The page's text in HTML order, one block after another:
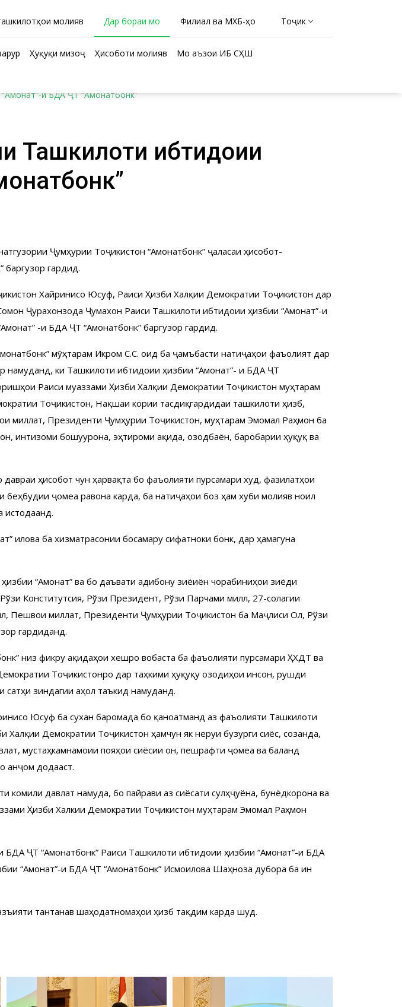
молиявӣ Дар бораи мо Филиал ва МХБ-ҳо Тоҷикӣ
Ҳуқуқи мизоҷ Ҳисоботи молиявӣ
Мо аъзои ИБ СҲШ
и БДА ҶТ “Амонатбонк”
Ташкилоти ибтидоии
Ҷумҳурии Тоҷикистон “Амонатбонк” ҷаласаи ҳисоботӣ-
гардид.
Хайринисо Юсуфӣ, Раиси Ҳизби Халқии Демократии Тоҷикистон дар
Ҷурахонзода Ҷумахон Раиси Ташкилоти ибтидоии ҳизбии “Амонат”-и
-и БДА ҶТ “Амонатбонк” баргузор гардид.
мӯҳтарам Икромӣ С.С. оид ба ҷамъбасти натиҷаҳои фаъолият дар
намуданд, ки Ташкилоти ибтидоии ҳизбии “Амонат”- и БДА ҶТ
Раиси муаззами Ҳизби Халқии Демократии Тоҷикистон муҳтарам
Тоҷикистон, Нақшаи кории тасдиқгардидаи ташкилоти ҳизбӣ,
миллат, Президенти Ҷумҳурии Тоҷикистон, муҳтарам Эмомалӣ Раҳмон ба
интизоми бошуурона, эҳтироми ақида, озодбаёнӣ, баробарии ҳуқуқ ва
ҳисоботӣ чун ҳарвақта бо фаъолияти пурсамари худ, фазилатҳои
беҳбудии ҷомеа равона карда, ба натиҷаҳои боз ҳам хуби молиявӣ ноил
истодаанд.
илова ба хизматрасонии босамару сифатноки бонкӣ, дар ҳамагуна
“Амонат” ва бо даъвати адибону зиёиён чорабиниҳои зиёди
Конститутсия, Рўзи Президент, Рўзи Парчами миллӣ, 27-солагии
Пешвои миллат, Президенти Ҷумҳурии Тоҷикистон ба Маҷлиси Олӣ, Рўзи
гардиданд.
низ фикру ақидаҳои хешро вобаста ба фаъолияти пурсамари ҲХДТ ва
Тоҷикистонро дар таҳкими ҳуқуқу озодиҳои инсон, рушди
зиндагии аҳолӣ таъкид намуданд.
Юсуфӣ ба сухан баромада бо қаноатмандӣ аз фаъолияти Ташкилоти
Демократии Тоҷикистон ҳамчун як неруи бузурги сиёсӣ, созанда,
мустаҳкамнамоии пояҳои сиёсии он, пешрафти ҷомеа ва баланд
анҷом додааст.
давлат намуда, бо пайрави аз сиёсати сулҳҷуёна, бунёдкорона ва
Ҳизби Халкии Демократии Тоҷикистон муҳтарам Эмомалӣ Раҳмон
ҶТ “Амонатбонк” Раиси Ташкилоти ибтидоии ҳизбии “Амонат”-и БДА
“Амонат”-и БДА ҶТ “Амонатбонк” Исмоилова Шаҳноза дубора ба ин
тантанавӣ шаҳодатномаҳои ҳизбӣ тақдим карда шуд.